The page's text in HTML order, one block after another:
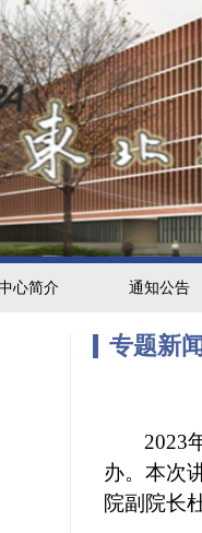
心简介 通知公告
专题新闻
2023
办。本次
院副院长